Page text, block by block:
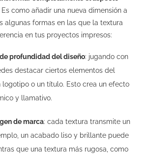
como añadir una nueva dimensión a
algunas formas en las que la textura
en tus proyectos impresos:
de profundidad del diseño: jugando con
destacar ciertos elementos del
logotipo o un título. Esto crea un efecto
y llamativo.
de marca: cada textura transmite un
un acabado liso y brillante puede
que una textura más rugosa, como